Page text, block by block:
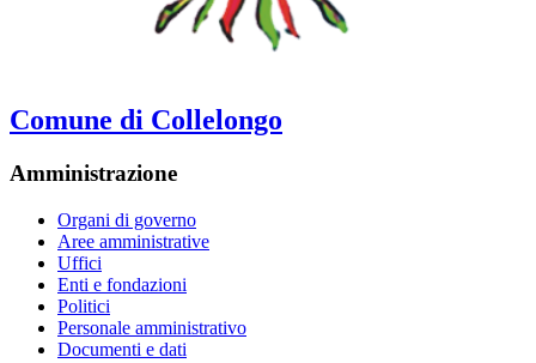
Comune di Collelongo
Amministrazione
Organi di governo
Aree amministrative
Uffici
Enti e fondazioni
Politici
Personale amministrativo
Documenti e dati